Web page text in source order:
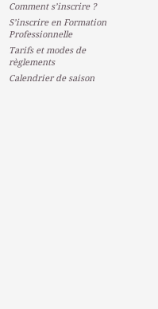
Comment s’inscrire ?
S’inscrire en Formation
Professionnelle
Tarifs et modes de
règlements
Calendrier de saison